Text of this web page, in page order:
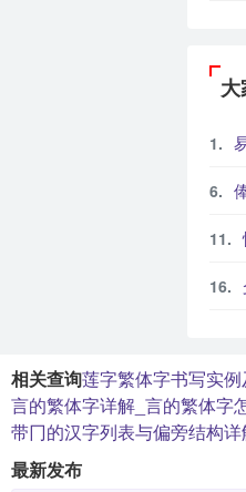
易
相关查询莲字繁体字书写实
言的繁体字详解_言的繁体字
带冂的汉字列表与偏旁结构
最新发布